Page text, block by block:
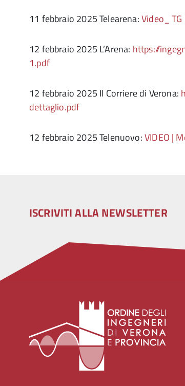
11 febbraio 2025 Telearena:Video_
12 febbraio 2025 L’Arena: https://
1.pdf
12 febbraio 2025 Il Corriere di Verona:
dettaglio.pdf
12 febbraio 2025 Telenuovo:VIDEO |
ISCRIVITI ALLA NEWSLETTER